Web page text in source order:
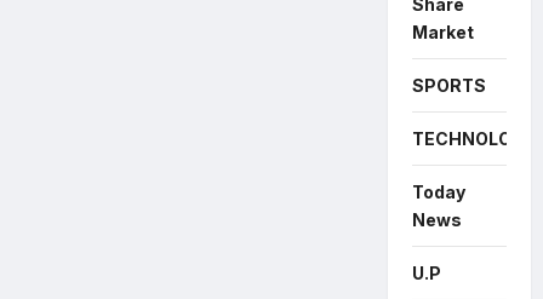
Share
Market
SPORTS
TECHNOLOGY
Today
News
U.P